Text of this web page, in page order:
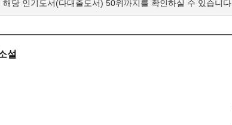
당 인기도서(다대출도서) 50위까지를 확인하실 수 있습니다.
설